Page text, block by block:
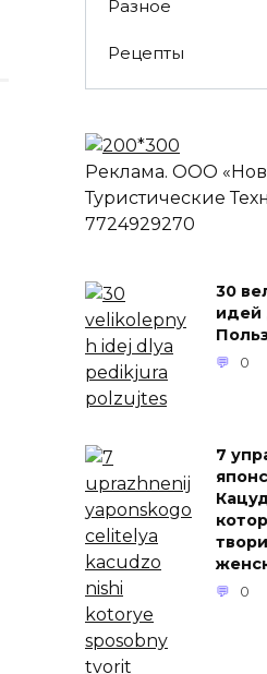
Разное
Рецепты
Реклама. ООО
Туристические
7724929270
30
идей
0
7
0